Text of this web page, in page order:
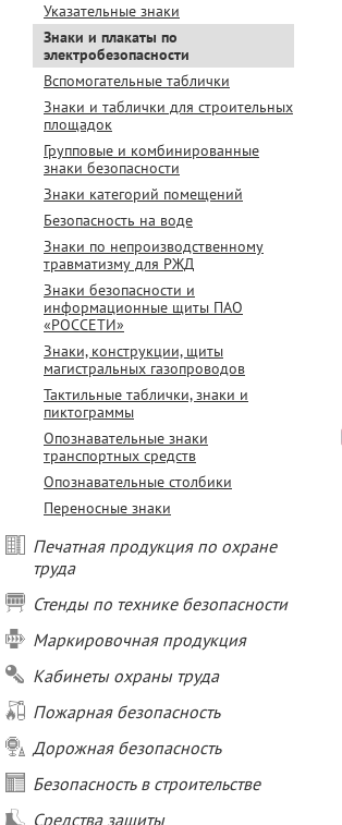
Указательные знаки
Знаки и плакаты по
электробезопасности
Вспомогательные таблички
Знаки и таблички для строительных
площадок
Групповые и комбинированные
знаки безопасности
Знаки категорий помещений
Безопасность на воде
Знаки по непроизводственному
травматизму для РЖД
Знаки безопасности и
информационные щиты ПАО
«РОССЕТИ»
Знаки, конструкции, щиты
магистральных газопроводов
Тактильные таблички, знаки и
пиктограммы
Опознавательные знаки
транспортных средств
Опознавательные столбики
Переносные знаки
Печатная продукция по охране
труда
Стенды по технике безопасности
Маркировочная продукция
Кабинеты охраны труда
Пожарная безопасность
Дорожная безопасность
Безопасность в строительстве
Средства защиты